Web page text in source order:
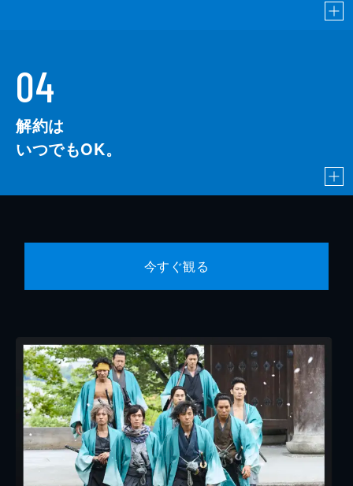
04
解約は
いつでもOK。
今すぐ観る